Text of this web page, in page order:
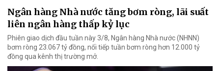
Ngân hàng Nhà nước tăng bơm ròng, lãi suất
liên ngân hàng thấp kỷ lục
Phiên giao dịch đầu tuần này 3/8, Ngân hàng Nhà nước (NHNN)
bơm ròng 23.067 tỷ đồng, nối tiếp tuần bơm ròng hơn 12.000 tỷ
đồng qua kênh thị trường mở.